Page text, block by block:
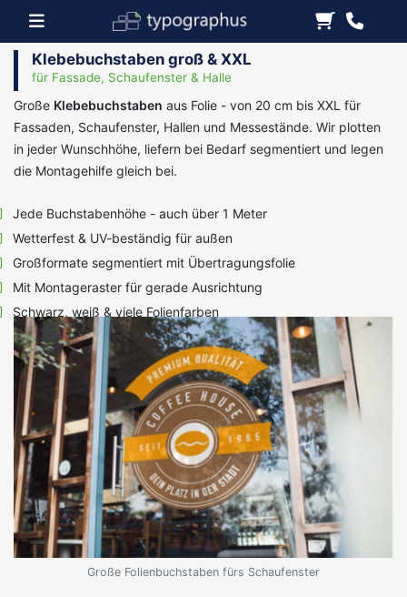
Klebebuchstaben groß & XXL
für Fassade, Schaufenster & Halle
Große Klebebuchstaben aus Folie - von 20 cm bis XXL für
Fassaden, Schaufenster, Hallen und Messestände. Wir plotten
in jeder Wunschhöhe, liefern bei Bedarf segmentiert und legen
die Montagehilfe gleich bei.
Jede Buchstabenhöhe - auch über 1 Meter
Wetterfest & UV-beständig für außen
Großformate segmentiert mit Übertragungsfolie
Mit Montageraster für gerade Ausrichtung
Schwarz, weiß & viele Folienfarben
Große Folienbuchstaben fürs Schaufenster